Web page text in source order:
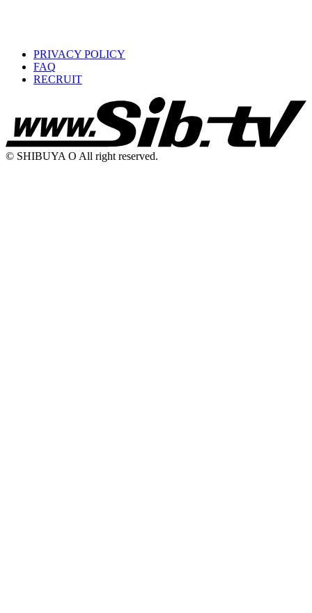
PRIVACY POLICY
FAQ
RECRUIT
© SHIBUYA O All right reserved.